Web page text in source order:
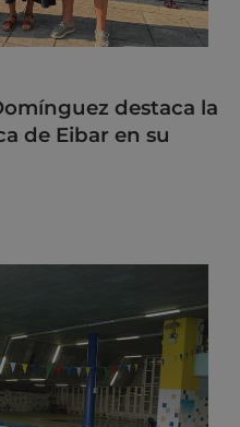
destaca la
de Eibar en su